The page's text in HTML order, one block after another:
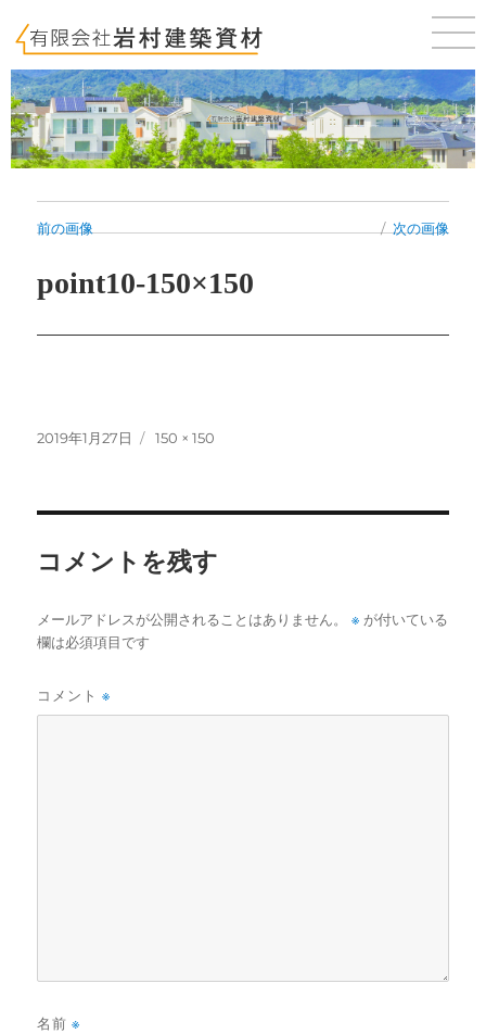
前の画像 次の画像
point10-150×150
投
2019年1月27日
フ
150 × 150
コメントを残す
メールアドレスが公開されることはありません。 ※ が付いている
欄は必須項目です
コメント※
名前※